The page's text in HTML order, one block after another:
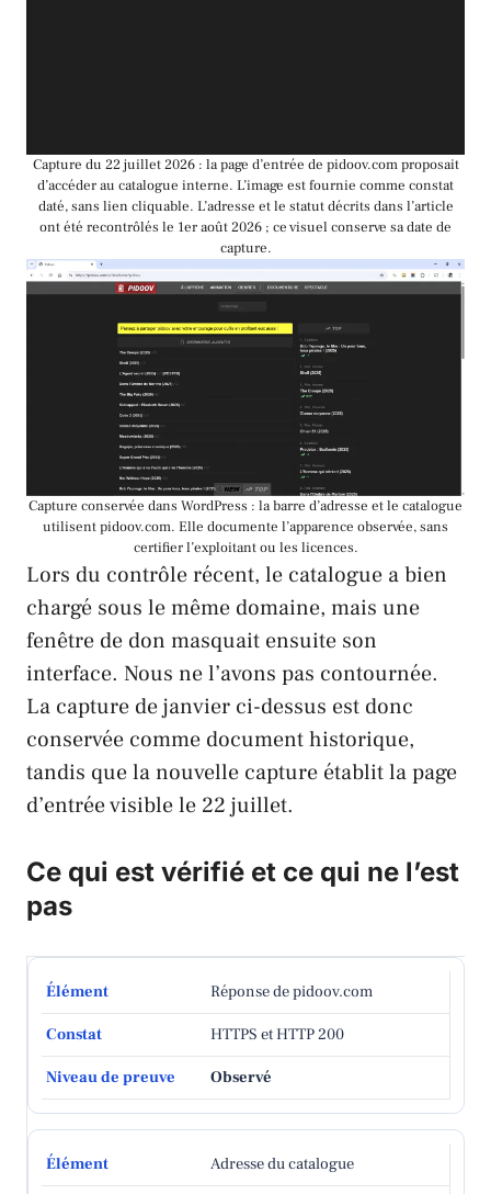
Capture du 22 juillet 2026 : la page d’entrée de pidoov.com proposait
d’accéder au catalogue interne. L’image est fournie comme constat
daté, sans lien cliquable. L’adresse et le statut décrits dans l’article
ont été recontrôlés le 1er août 2026 ; ce visuel conserve sa date de
capture.
Capture conservée dans WordPress : la barre d’adresse et le catalogue
utilisent pidoov.com. Elle documente l’apparence observée, sans
certifier l’exploitant ou les licences.
Lors du contrôle récent, le catalogue a bien
chargé sous le même domaine, mais une
fenêtre de don masquait ensuite son
interface. Nous ne l’avons pas contournée.
La capture de janvier ci-dessus est donc
conservée comme document historique,
tandis que la nouvelle capture établit la page
d’entrée visible le 22 juillet.
Ce qui est vérifié et ce qui ne l’est
pas
Réponse de pidoov.com
HTTPS et HTTP 200
Observé
Adresse du catalogue